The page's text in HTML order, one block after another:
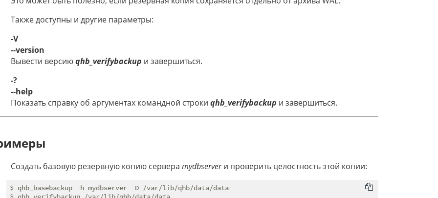
Также доступны и другие параметры:
-V
--version
Вывести версиюqhb_verifybackup и завершиться.
-?
--help
Показать справку об аргументах командной строки qhb_verifybackup и завершиться.
Создать базовую резервную копию сервера mydbserverи проверить целостность этой копии:
$ qhb_basebackup -h mydbserver -D /var/lib/qhb/data/data